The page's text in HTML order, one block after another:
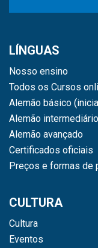
LÍNGUAS
Nosso ensino
Todos os Cursos
Alemão básico
Alemão intermediário
Alemão avançado
Certificados oficiais
Preços e formas de
CULTURA
Cultura
Eventos